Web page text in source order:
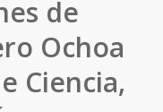
de
Ochoa
Ciencia,